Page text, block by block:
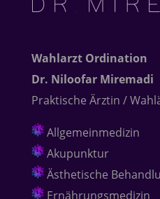
Wahlarzt Ordination
Dr. Niloofar Miremadi
Praktische Ärztin /
Allgemeinmedizin
Akupunktur
Ästhetische
Ernährungsmedizin